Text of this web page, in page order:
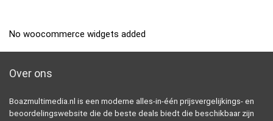
No woocommerce widgets added
Over ons
Boazmultimedia.nl is een moderne alles-in-één prijsvergelijkings- en
beoordelingswebsite die de beste deals biedt die beschikbaar zijn